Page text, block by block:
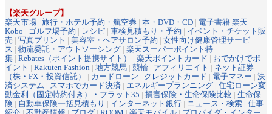
【楽天グループ】
楽天市場 | 旅行・ホテル予約・航空券 | 本・DVD・CD | 電子書籍 楽天
Kobo | ゴルフ場予約 | レシピ | 車検見積もり・予約 | イベント・チケット販
売 | 写真プリント | 美容室・ヘアサロン予約 | 女性向け健康管理サービ
ス | 物流委託・アウトソーシング | 楽天スーパーポイント特
集 | Rebates（ポイント提携サイト） | 楽天ポイントカード | おでかけでポ
イント | Rakuten Fashion | 地方競馬 | 競輪 | アフィリエイト | ネット証券
（株・FX・投資信託）
| カードローン | クレジットカード | 電子マネー | 決
済システム | スマホでカード決済 | エネルギープランニング | 住宅ローン変
動金利（固定特約付き）・フラット35 | 損害保険・生命保険比較 | 生命保
険 | 自動車保険一括見積もり | インターネット銀行 | ニュース・検索 | 仕事